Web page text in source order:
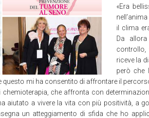
«Era
il clima
Da
controllo,
riceve la
però che
questo mi ha consentito di affrontare il
che affronta con
aiutato a vivere la vita con più positività, a
un atteggiamento di sfida che ho